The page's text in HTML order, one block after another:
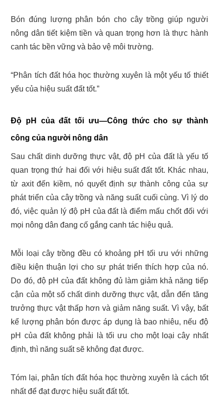
Bón đúng lượng phân bón cho cây trồng giúp người
nông dân tiết kiệm tiền và quan trọng hơn là thực hành
canh tác bền vững và bảo vệ môi trường.
“Phân tích đất hóa học thường xuyên là một yếu tố thiết
yếu của hiệu suất đất tốt.”
Độ pH của đất tối ưu—Công thức cho sự thành
công của người nông dân
Sau chất dinh dưỡng thực vật, độ pH của đất là yếu tố
quan trọng thứ hai đối với hiệu suất đất tốt. Khác nhau,
từ axit đến kiềm, nó quyết định sự thành công của sự
phát triển của cây trồng và năng suất cuối cùng. Vì lý do
đó, việc quản lý độ pH của đất là điểm mấu chốt đối với
mọi nông dân đang cố gắng canh tác hiệu quả.
Mỗi loại cây trồng đều có khoảng pH tối ưu với những
điều kiện thuận lợi cho sự phát triển thích hợp của nó.
Do đó, độ pH của đất không đủ làm giảm khả năng tiếp
cận của một số chất dinh dưỡng thực vật, dẫn đến tăng
trưởng thực vật thấp hơn và giảm năng suất. Vì vậy, bất
kể lượng phân bón được áp dụng là bao nhiêu, nếu độ
pH của đất không phải là tối ưu cho một loại cây nhất
định, thì năng suất sẽ không đạt được.
Tóm lại, phân tích đất hóa học thường xuyên là cách tốt
nhất để đạt được hiệu suất đất tốt.